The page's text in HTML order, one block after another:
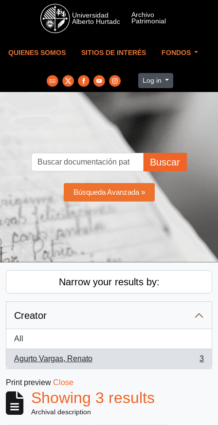
Skip to main content
QUIENES SOMOS SITIOS DE INTERÉS FONDOS
Log in
Buscar
Búsqueda Avanzada »
Narrow your results by:
Creator
All
Agurto Vargas, Renato
, 3 results
3
Print preview Close
Showing 3 results
Archival description